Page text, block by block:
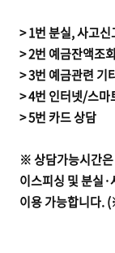
> 1번 분실, 사고신
> 2번 예금잔액조
> 3번 예금관련 기
> 4번 인터넷/스
> 5번 카드 상담
※ 상담가능시간은
이스피싱 및 분실
이용 가능합니다.